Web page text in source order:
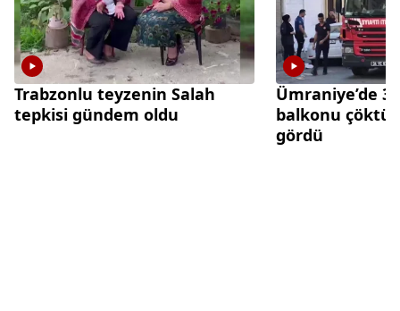
Trabzonlu teyzenin Salah
tepkisi gündem oldu
Ümraniye’de 3
balkonu çöktü:
gördü